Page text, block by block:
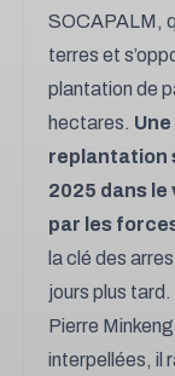
SOCAPALM,
terres et
plantation de
hectares.
replantation
2025 dans
par les
la clé des
jours plus tard.
Pierre
interpellées, il